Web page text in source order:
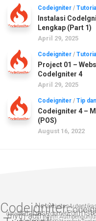
Codeigniter / Tutorial
Instalasi
Lengkap (Part 1)
April 29, 2025
Codeigniter / Tutorial
Project 01 –
CodeIgniter 4
April 29, 2025
Codeigniter / Tip
Codeigniter 4 –
(POS)
August 16, 2022
.Netaktivitas
Codeigniter
datadatabasedotnetEdit
myth-authMyth:Auth